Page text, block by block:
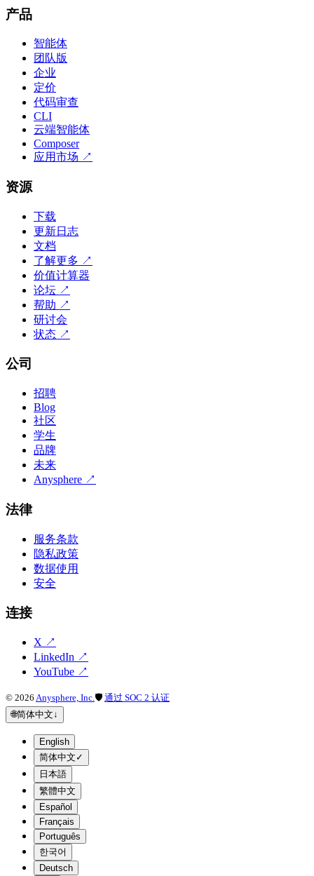
产品
智能体
团队版
企业
定价
代码审查
CLI
云端智能体
Composer
应用市场 ↗
资源
下载
更新日志
文档
了解更多 ↗
价值计算器
论坛 ↗
帮助 ↗
研讨会
状态 ↗
公司
招聘
Blog
社区
学生
品牌
未来
Anysphere ↗
法律
服务条款
隐私政策
数据使用
安全
连接
X ↗
LinkedIn ↗
YouTube ↗
© 2026 Anysphere, Inc. 🛡 通过 SOC 2 认证
🌐简体中文↓
English
简体中文 ✓
日本語
繁體中文
Español
Français
Português
한국어
Deutsch